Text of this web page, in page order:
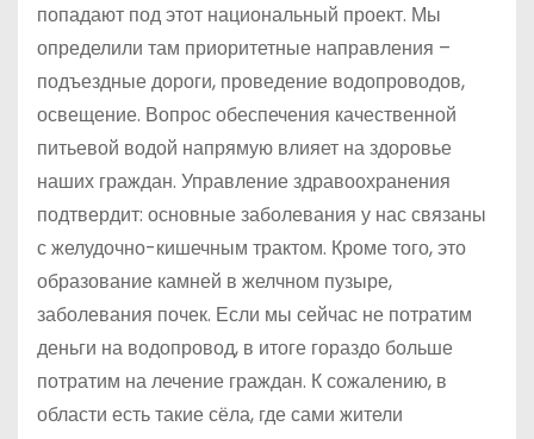
попадают под этот национальный проект. Мы
определили там приоритетные направления –
подъездные дороги, проведение водопроводов,
освещение. Вопрос обеспечения качественной
питьевой водой напрямую влияет на здоровье
наших граждан. Управление здравоохранения
подтвердит: основные заболевания у нас связаны
с желудочно-кишечным трактом. Кроме того, это
образование камней в желчном пузыре,
заболевания почек. Если мы сейчас не потратим
деньги на водопровод, в итоге гораздо больше
потратим на лечение граждан. К сожалению, в
области есть такие сёла, где сами жители